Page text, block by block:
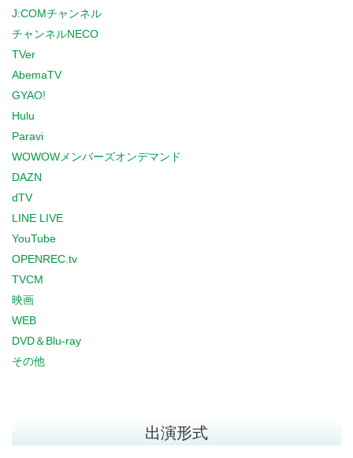
J:COMチャンネル
チャンネルNECO
TVer
AbemaTV
GYAO!
Hulu
Paravi
WOWOWメンバーズオンデマンド
DAZN
dTV
LINE LIVE
YouTube
OPENREC.tv
TVCM
映画
WEB
DVD＆Blu-ray
その他
出演形式